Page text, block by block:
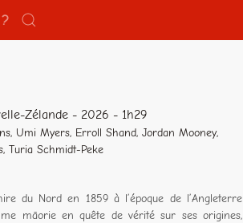
Zélande - 2026 - 1h29
Umi Myers, Erroll Shand, Jordan Mooney,
Turia Schmidt-Peke
du Nord en 1859 à l’époque de l’Angleterre
māorie en quête de vérité sur ses origines,